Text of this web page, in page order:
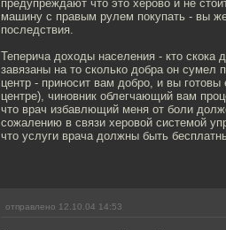
предупреждают что это херово и не
машину с правым рулем покупать - вы
последствия.
Теперича доходы населения - кто скока
завязаны на то сколько добра он сумел
центр - приносит вам добро, и вы готовы
центре), чиновник облегчающий вам
что врач избавлющий меня от боли
сожалению в связи херовой системой
что услуги врача должны быть
отправлено 12.10.04 14:53